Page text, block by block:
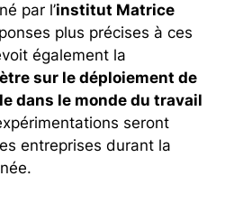
par l’institut Matrice
plus précises à ces
également la
sur le déploiement de
dans le monde du travail
seront
entreprises durant la